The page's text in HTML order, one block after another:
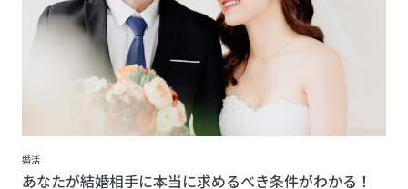
婚活
あなたが結婚相手に本当に求めるべき条件がわかる！